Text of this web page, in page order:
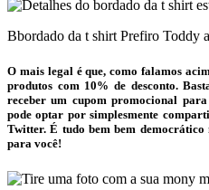
Bbordado da t shirt Prefiro Toddy
O mais legal é que, como falamos
produtos com 10% de desconto.
receber um cupom promocional
pode optar por simplesmente
Twitter. É tudo bem bem democrático
para você!